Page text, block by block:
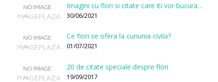
Imagini cu flori si citate care iti vor bucura sufletul
30/06/2021
Ce flori se ofera la cununia civila?
01/07/2021
20 de citate speciale despre flori
19/09/2017